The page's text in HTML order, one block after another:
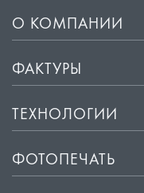
О КОМПАНИИ
ФАКТУРЫ
ТЕХНОЛОГИИ
ФОТОПЕЧАТЬ